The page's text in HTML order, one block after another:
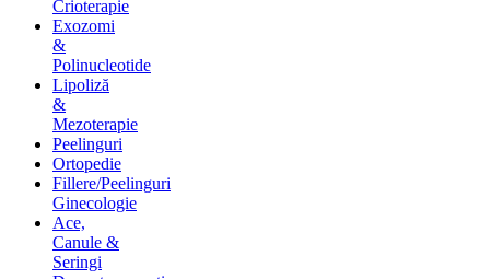
Crioterapie
Exozomi
&
Polinucleotide
Lipoliză
&
Mezoterapie
Peelinguri
Ortopedie
Fillere/Peelinguri
Ginecologie
Ace,
Canule &
Seringi